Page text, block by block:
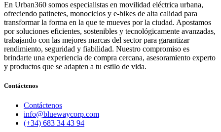
En Urban360 somos especialistas en movilidad eléctrica urbana,
ofreciendo patinetes, monociclos y e-bikes de alta calidad para
transformar la forma en la que te mueves por la ciudad. Apostamos
por soluciones eficientes, sostenibles y tecnológicamente avanzadas,
trabajando con las mejores marcas del sector para garantizar
rendimiento, seguridad y fiabilidad. Nuestro compromiso es
brindarte una experiencia de compra cercana, asesoramiento experto
y productos que se adapten a tu estilo de vida.
Contáctenos
Contáctenos
info@bluewaycorp.com
(+34) 683 34 43 94